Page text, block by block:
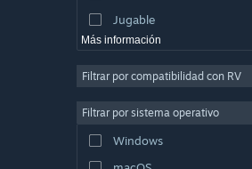
Jugable
Más información
Filtrar por compatibilidad con RV
Filtrar por sistema operativo
Windows